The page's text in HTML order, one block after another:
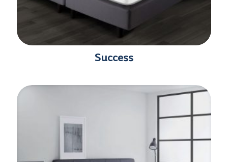
Success